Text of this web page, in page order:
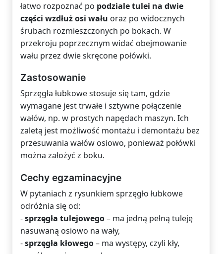
łatwo rozpoznać po podziale tulei na dwie
części wzdłuż osi wału oraz po widocznych
śrubach rozmieszczonych po bokach. W
przekroju poprzecznym widać obejmowanie
wału przez dwie skręcone połówki.
Zastosowanie
Sprzęgła łubkowe stosuje się tam, gdzie
wymagane jest trwałe i sztywne połączenie
wałów, np. w prostych napędach maszyn. Ich
zaletą jest możliwość montażu i demontażu bez
przesuwania wałów osiowo, ponieważ połówki
można założyć z boku.
Cechy egzaminacyjne
W pytaniach z rysunkiem sprzęgło łubkowe
odróżnia się od:
-sprzęgła tulejowego– ma jedną pełną tuleję
nasuwaną osiowo na wały,
-sprzęgła kłowego– ma występy, czyli kły,